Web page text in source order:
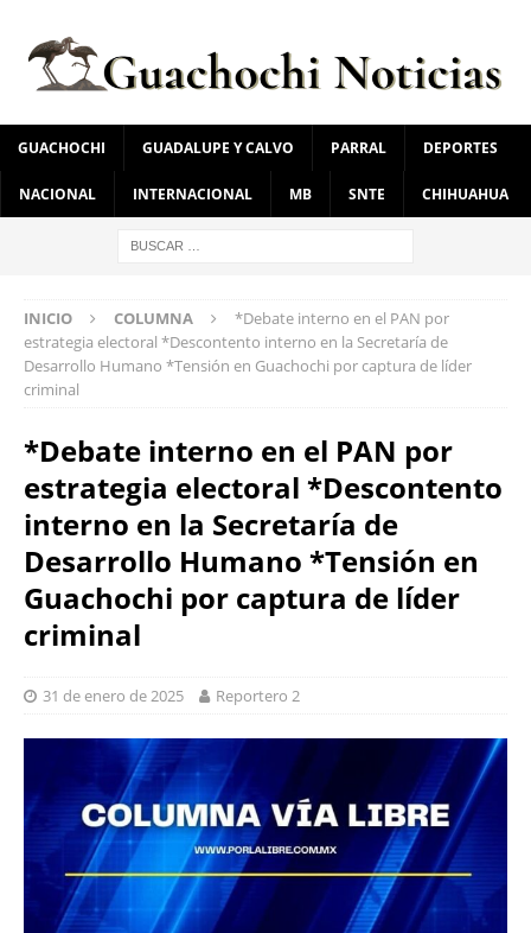
GUACHOCHI GUADALUPE Y CALVO PARRAL DEPORTES
NACIONAL INTERNACIONAL MB SNTE CHIHUAHUA
INICIO COLUMNA
*Debate interno en el PAN por
estrategia electoral *Descontento interno en la Secretaría de
Desarrollo Humano *Tensión en Guachochi por captura de líder
criminal
*Debate interno en el PAN por
estrategia electoral *Descontento
interno en la Secretaría de
Desarrollo Humano *Tensión en
Guachochi por captura de líder
criminal
31 de enero de 2025 Reportero 2